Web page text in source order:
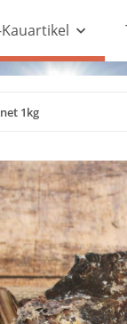
Kauartikel
1kg